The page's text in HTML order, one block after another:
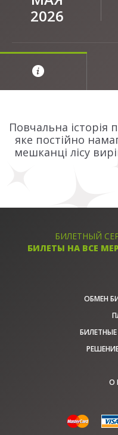
2026
Повчальна історія
яке постійно
мешканці лісу
БИЛЕТНЫЙ
БИЛЕТЫ НА ВСЕ
ОБМЕН
БИЛЕТНЫЕ
О